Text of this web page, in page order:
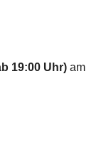
19:00 Uhr)am